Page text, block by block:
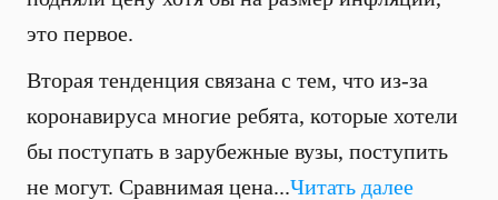
это первое.
Вторая тенденция связана с тем, что из-за
коронавируса многие ребята, которые хотели
бы поступать в зарубежные вузы, поступить
не могут. Сравнимая цена...Читать далее